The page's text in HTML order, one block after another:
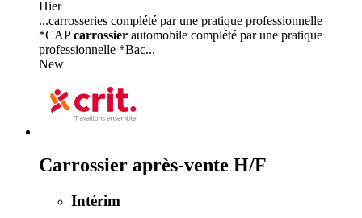
Hier
...carrosseries complété par une pratique professionnelle
*CAPcarrossier automobile complété par une pratique
professionnelle *Bac...
New
Carrossier après-vente H/F
Intérim